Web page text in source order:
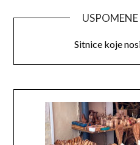
Sitnice koje